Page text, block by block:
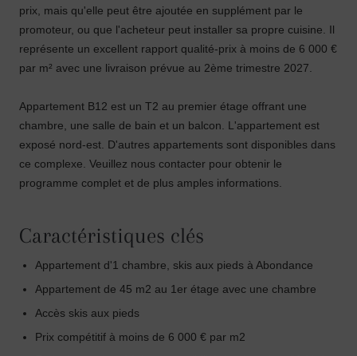
prix, mais qu'elle peut être ajoutée en supplément par le
promoteur, ou que l'acheteur peut installer sa propre cuisine. Il
représente un excellent rapport qualité-prix à moins de 6 000 €
par m² avec une livraison prévue au 2ème trimestre 2027.
Appartement B12 est un T2 au premier étage offrant une
chambre, une salle de bain et un balcon. L'appartement est
exposé nord-est. D'autres appartements sont disponibles dans
ce complexe. Veuillez nous contacter pour obtenir le
programme complet et de plus amples informations.
Caractéristiques clés
Appartement d'1 chambre, skis aux pieds à Abondance
Appartement de 45 m2 au 1er étage avec une chambre
Accès skis aux pieds
Prix compétitif à moins de 6 000 € par m2